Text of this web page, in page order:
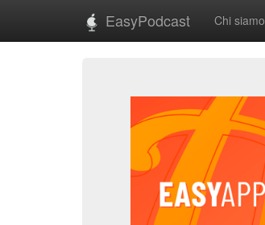
EasyPodcast Chi siamo